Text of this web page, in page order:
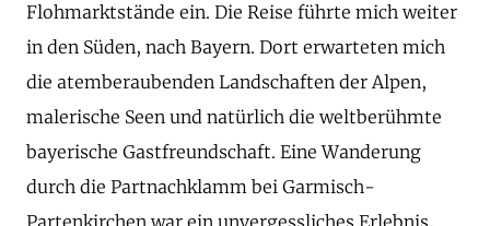
Flohmarktstände ein. Die Reise führte mich weiter
in den Süden, nach Bayern. Dort erwarteten mich
die atemberaubenden Landschaften der Alpen,
malerische Seen und natürlich die weltberühmte
bayerische Gastfreundschaft. Eine Wanderung
durch die Partnachklamm bei Garmisch-
Partenkirchen war ein unvergessliches Erlebnis,